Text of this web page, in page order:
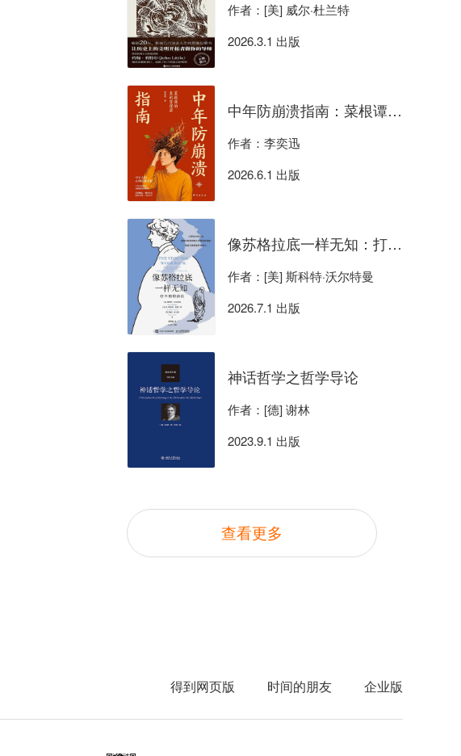
作者：[美] 威尔·杜兰特
2026.3.1 出版
中年防崩溃指南：菜根谭的危机管理学
作者：李奕迅
2026.6.1 出版
像苏格拉底一样无知：打不倒的活法
作者：[美] 斯科特·沃尔特曼
2026.7.1 出版
神话哲学之哲学导论
作者：[德] 谢林
2023.9.1 出版
查看更多
得到网页版 时间的朋友 企业版